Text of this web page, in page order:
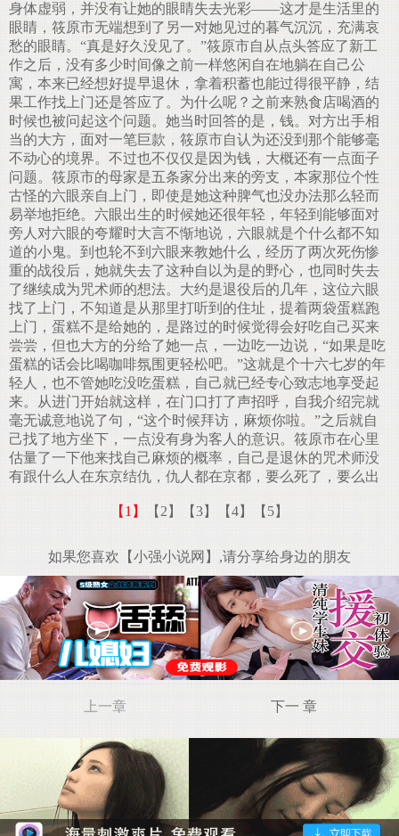
身体虚弱，并没有让她的眼睛失去光彩——这才是生活里的
眼睛，筱原市无端想到了另一对她见过的暮气沉沉，充满哀
愁的眼睛。“真是好久没见了。”筱原市自从点头答应了新工
作之后，没有多少时间像之前一样悠闲自在地躺在自己公
寓，本来已经想好提早退休，拿着积蓄也能过得很平静，结
果工作找上门还是答应了。为什么呢？之前来熟食店喝酒的
时候也被问起这个问题。她当时回答的是，钱。对方出手相
当的大方，面对一笔巨款，筱原市自认为还没到那个能够毫
不动心的境界。不过也不仅仅是因为钱，大概还有一点面子
问题。筱原市的母家是五条家分出来的旁支，本家那位个性
古怪的六眼亲自上门，即使是她这种脾气也没办法那么轻而
易举地拒绝。六眼出生的时候她还很年轻，年轻到能够面对
旁人对六眼的夸耀时大言不惭地说，六眼就是个什么都不知
道的小鬼。到也轮不到六眼来教她什么，经历了两次死伤惨
重的战役后，她就失去了这种自以为是的野心，也同时失去
了继续成为咒术师的想法。大约是退役后的几年，这位六眼
找了上门，不知道是从那里打听到的住址，提着两袋蛋糕跑
上门，蛋糕不是给她的，是路过的时候觉得会好吃自己买来
尝尝，但也大方的分给了她一点，一边吃一边说，“如果是吃
蛋糕的话会比喝咖啡氛围更轻松吧。”这就是个十六七岁的年
轻人，也不管她吃没吃蛋糕，自己就已经专心致志地享受起
来。从进门开始就这样，在门口打了声招呼，自我介绍完就
毫无诚意地说了句，“这个时候拜访，麻烦你啦。”之后就自
己找了地方坐下，一点没有身为客人的意识。筱原市在心里
估量了一下他来找自己麻烦的概率，自己是退休的咒术师没
有跟什么人在东京结仇，仇人都在京都，要么死了，要么出
【1】 【2】 【3】 【4】 【5】
如果您喜欢【小强小说网】,请分享给身边的朋友
上一章 下一 章